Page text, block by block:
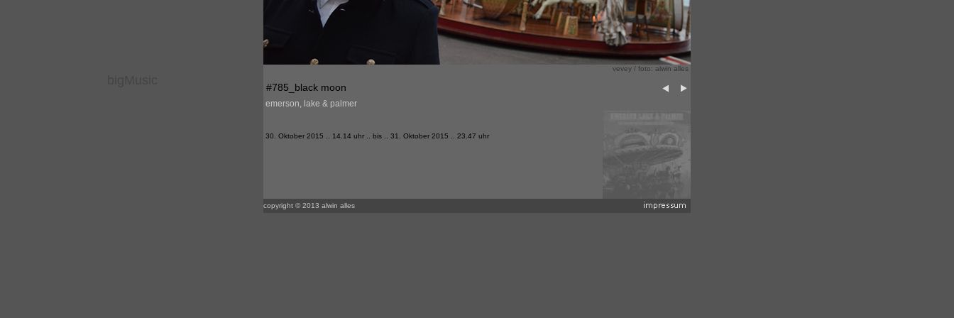
vevey / foto: alwin alles
#785_black moon
emerson, lake & palmer
30. Oktober 2015 .. 14.14 uhr .. bis .. 31. Oktober 2015 .. 23.47 uhr
copyright © 2013 alwin alles